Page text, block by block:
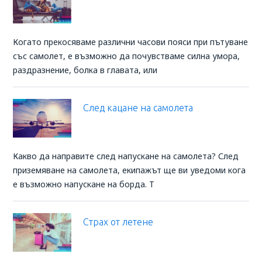
Когато прекосяваме различни часови пояси при пътуване
със самолет, е възможно да почувстваме силна умора,
раздразнение, болка в главата, или
След кацане на самолета
Какво да направите след напускане на самолета? След
приземяване на самолета, екипажът ще ви уведоми кога
е възможно напускане на борда. Т
Страх от летене